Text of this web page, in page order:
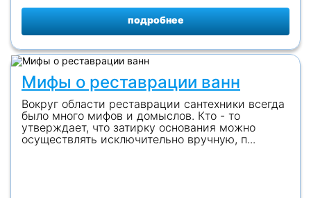
подробнее
Мифы о реставрации ванн
Вокруг области реставрации сантехники всегда
было много мифов и домыслов. Кто - то
утверждает, что затирку основания можно
осуществлять исключительно вручную, п...